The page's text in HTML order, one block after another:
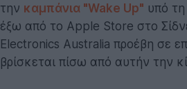
την καμπάνια "Wake Up" υπό
έξω από το Apple Store στο
Electronics Australia προέβη σε
βρίσκεται πίσω από αυτήν την